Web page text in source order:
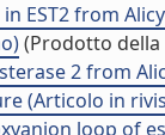
EST2 from
(Prodotto della
2 from
(Articolo in
loop of